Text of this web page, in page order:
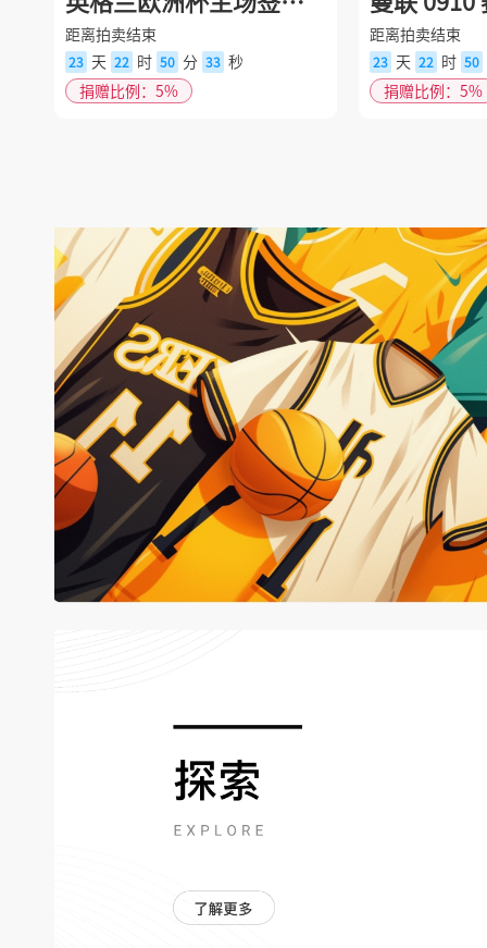
球衣
距离拍卖结束
23 天 22 时 50 分 32 秒
捐赠比例：5%
足球
距离拍卖结束
23 天 22 时 50
捐赠比例：5%